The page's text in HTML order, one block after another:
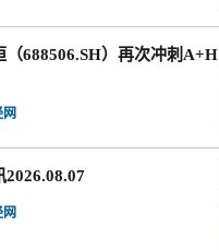
（688506.SH）再次冲刺A+H
2026.08.07